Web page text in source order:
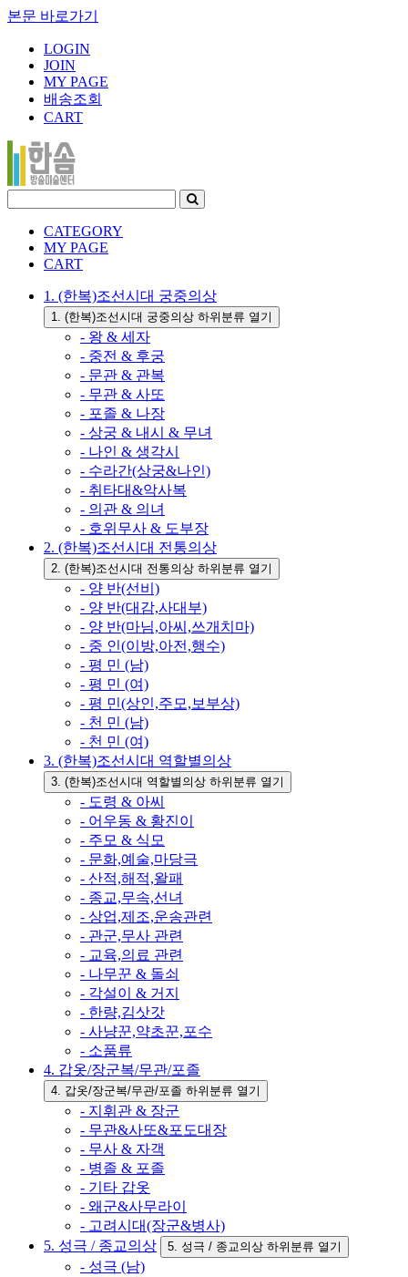
본문 바로가기
LOGIN
JOIN
MY PAGE
배송조회
CART
CATEGORY
MY PAGE
CART
1. (한복)조선시대 궁중의상
1. (한복)조선시대 궁중의상 하위분류 열기
- 왕 & 세자
- 중전 & 후궁
- 문관 & 관복
- 무관 & 사또
- 포졸 & 나장
- 상궁 & 내시 & 무녀
- 나인 & 생각시
- 수라간(상궁&나인)
- 취타대&악사복
- 의관 & 의녀
- 호위무사 & 도부장
2. (한복)조선시대 전통의상
2. (한복)조선시대 전통의상 하위분류 열기
- 양 반(선비)
- 양 반(대감,사대부)
- 양 반(마님,아씨,쓰개치마)
- 중 인(이방,아전,행수)
- 평 민 (남)
- 평 민 (여)
- 평 민(상인,주모,보부상)
- 천 민 (남)
- 천 민 (여)
3. (한복)조선시대 역할별의상
3. (한복)조선시대 역할별의상 하위분류 열기
- 도령 & 아씨
- 어우동 & 황진이
- 주모 & 식모
- 문화,예술,마당극
- 산적,해적,왈패
- 종교,무속,선녀
- 상업,제조,운송관련
- 관군,무사 관련
- 교육,의료 관련
- 나무꾼 & 돌쇠
- 각설이 & 거지
- 한량,김삿갓
- 사냥꾼,약초꾼,포수
- 소품류
4. 갑옷/장군복/무관/포졸
4. 갑옷/장군복/무관/포졸 하위분류 열기
- 지휘관 & 장군
- 무관&사또&포도대장
- 무사 & 자객
- 병졸 & 포졸
- 기타 갑옷
- 왜군&사무라이
- 고려시대(장군&병사)
5. 성극 / 종교의상
5. 성극 / 종교의상 하위분류 열기
- 성극 (남)